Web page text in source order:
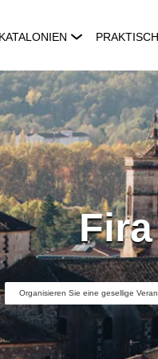
Organisieren Sie eine gesellige